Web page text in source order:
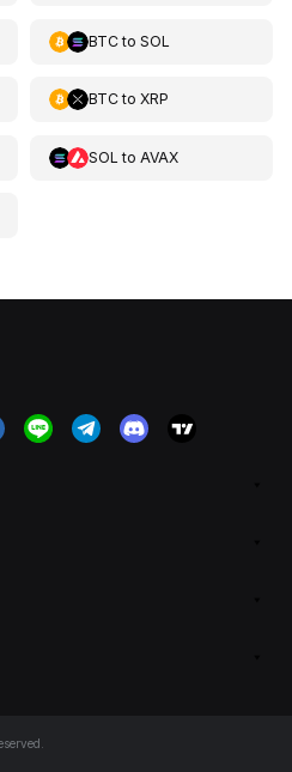
BTCto SOL
BTCto XRP
SOL to AVAX